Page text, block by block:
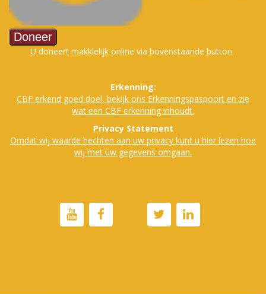
U doneert makklelijk online via bovenstaande button.
Erkenning:
CBF erkend goed doel, bekijk ons Erkenningspaspoort en zie
wat een CBF erkenning inhoudt.
Privacy Statement
Omdat wij waarde hechten aan uw privacy kunt u hier lezen hoe
wij met uw gegevens omgaan.